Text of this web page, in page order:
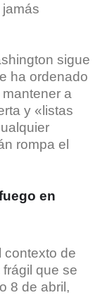
sigue
ha ordenado
a
y «listas
rompa el
en
contexto de
que se
8 de abril,